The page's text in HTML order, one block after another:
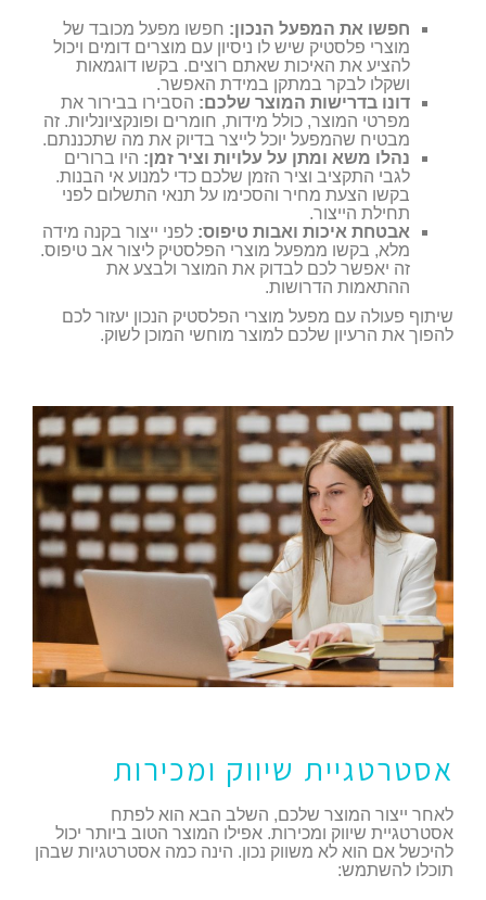
חפשו את המפעל הנכון: חפשו מפעל מכובד של
מוצרי פלסטיק שיש לו ניסיון עם מוצרים דומים ויכול
להציע את האיכות שאתם רוצים. בקשו דוגמאות
ושקלו לבקר במתקן במידת האפשר.
דונו בדרישות המוצר שלכם: הסבירו בבירור את
מפרטי המוצר, כולל מידות, חומרים ופונקציונליות. זה
מבטיח שהמפעל יוכל לייצר בדיוק את מה שתכננתם.
נהלו משא ומתן על עלויות וציר זמן: היו ברורים
לגבי התקציב וציר הזמן שלכם כדי למנוע אי הבנות.
בקשו הצעת מחיר והסכימו על תנאי התשלום לפני
תחילת הייצור.
אבטחת איכות ואבות טיפוס: לפני ייצור בקנה מידה
מלא, בקשו ממפעל מוצרי הפלסטיק ליצור אב טיפוס.
זה יאפשר לכם לבדוק את המוצר ולבצע את
ההתאמות הדרושות.
שיתוף פעולה עם מפעל מוצרי הפלסטיק הנכון יעזור לכם
להפוך את הרעיון שלכם למוצר מוחשי המוכן לשוק.
אסטרטגיית שיווק ומכירות
לאחר ייצור המוצר שלכם, השלב הבא הוא לפתח
אסטרטגיית שיווק ומכירות. אפילו המוצר הטוב ביותר יכול
להיכשל אם הוא לא משווק נכון. הינה כמה אסטרטגיות שבהן
תוכלו להשתמש: